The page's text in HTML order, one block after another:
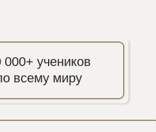
000+ учеников
всему миру